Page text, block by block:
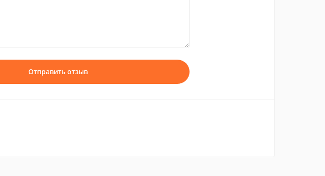
Отправить отзыв